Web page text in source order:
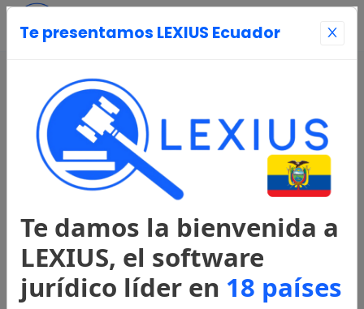
Te presentamos LEXIUS Ecuador
Te damos la bienvenida a
LEXIUS, el software
jurídico líder en 18 países
Página Principal
Entrar
Registrarse
Legislación
Constitución